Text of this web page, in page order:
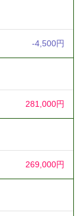
-4,500円
281,000円
269,000円